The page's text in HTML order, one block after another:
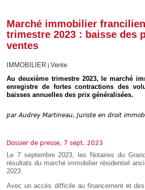
IT
Marché immobilier
trimestre 2023 : baisse des
ventes
IMMOBILIER Vente
Au deuxième trimestre 2023, le marché
enregistre de fortes contractions des
baisses annuelles des prix généralisées.
parAudrey Martineau, Juriste en droit
Dossier de presse, 7 sept. 2023
Le 7 septembre 2023, les Notaires du
résultats du marché immobilier résidentiel
2023.
Avec un accès difficile au financement et